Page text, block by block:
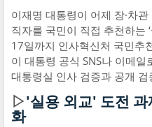
이재명 대통령이 어제 장·차
직자를 국민이 직접 추천하는
17일까지 인사혁신처 국민추
이 대통령 공식 SNS나 이메
대통령실 인사 검증과 공개
▷'실용 외교' 도전
화